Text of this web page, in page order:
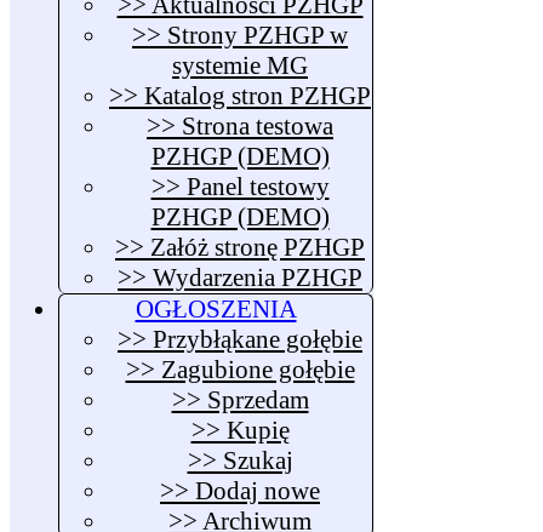
>> Strony PZHGP w
systemie MG
>> Katalog stron PZHGP
>> Strona testowa
PZHGP (DEMO)
>> Panel testowy
PZHGP (DEMO)
>> Załóż stronę PZHGP
>> Wydarzenia PZHGP
OGŁOSZENIA
>> Przybłąkane gołębie
>> Zagubione gołębie
>> Sprzedam
>> Kupię
>> Szukaj
>> Dodaj nowe
>> Archiwum